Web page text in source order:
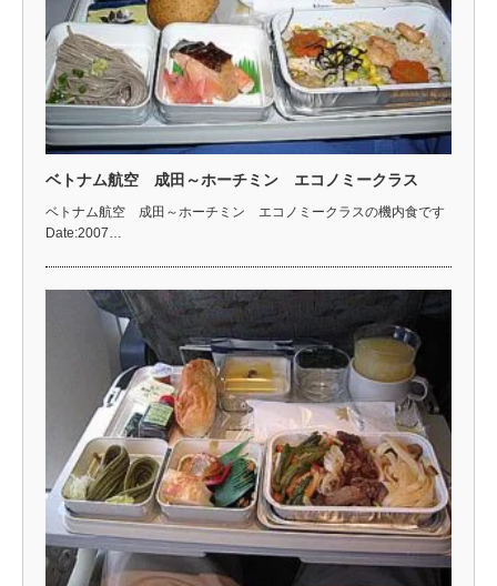
ベトナム航空 成田～ホーチミン エコノミークラス
ベトナム航空 成田～ホーチミン エコノミークラスの機内食です
Date:2007…